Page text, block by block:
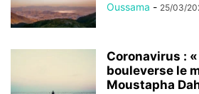
Oussama - 25/03/
Coronavirus :
bouleverse le
Moustapha